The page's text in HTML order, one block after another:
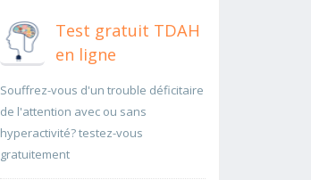
Test gratuit TDAH
en ligne
Souffrez-vous d'un trouble déficitaire
de l'attention avec ou sans
hyperactivité? testez-vous
gratuitement